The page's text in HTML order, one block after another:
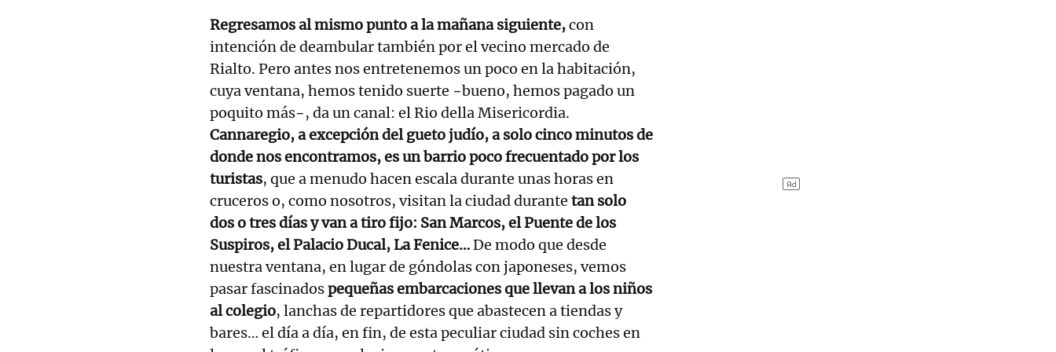
Regresamos al mismo punto a la mañana siguiente,con
intención de deambular también por el vecino mercado de
Rialto. Pero antes nos entretenemos un poco en la habitación,
cuya ventana, hemos tenido suerte −bueno, hemos pagado un
poquito más−, da un canal: el Rio della Misericordia.
Cannaregio, a excepción del gueto judío, a solo cinco minutos de
donde nos encontramos, es un barrio poco frecuentado por los
turistas, que a menudo hacen escala durante unas horas en
cruceros o, como nosotros, visitan la ciudad durante tan solo
dos o tres días y van a tiro fijo: San Marcos, el Puente de los
Suspiros, el Palacio Ducal, La Fenice…De modo que desde
nuestra ventana, en lugar de góndolas con japoneses, vemos
pasar fascinadospequeñas embarcaciones que llevan a los niños
al colegio, lanchas de repartidores que abastecen a tiendas y
bares… el día a día, en fin, de esta peculiar ciudad sin coches en